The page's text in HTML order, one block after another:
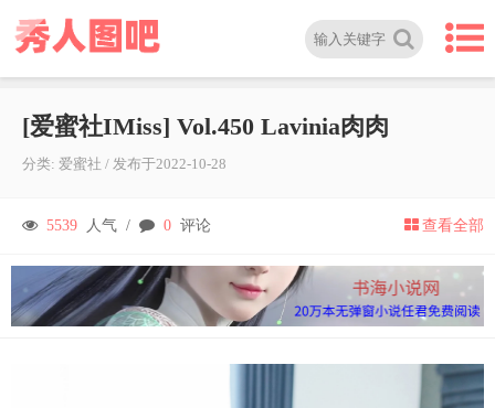
[爱蜜社IMiss] Vol.450 Lavinia肉肉
分类: 爱蜜社 / 发布于2022-10-28
5539 人气 / 0 评论 查看全部